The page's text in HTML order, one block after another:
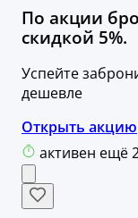
По акции
скидкой 5%.
Успейте
дешевле
Открыть акцию
активен ещё